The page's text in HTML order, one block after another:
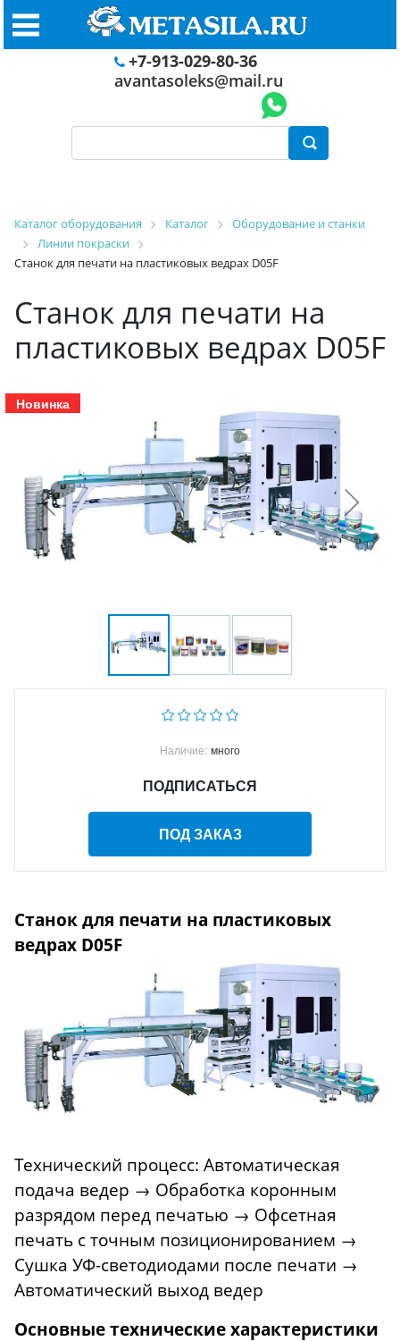
+7-913-029-80-36
avantasoleks@mail.ru
Каталог оборудования Каталог
Оборудование и станки
Линии покраски
Станок для печати на пластиковых ведрах D05F
Станок для печати на
пластиковых ведрах D05F
Новинка
Наличие: много
ПОДПИСАТЬСЯ
ПОД ЗАКАЗ
Станок для печати на пластиковых
ведрах D05F
Технический процесс: Автоматическая
подача ведер → Обработка коронным
разрядом перед печатью → Офсетная
печать с точным позиционированием →
Сушка УФ-светодиодами после печати →
Автоматический выход ведер
Основные технические характеристики